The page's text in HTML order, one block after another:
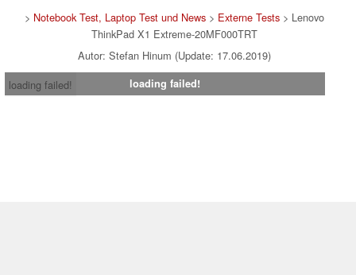
> Notebook Test, Laptop Test und News> Externe Tests> Lenovo
ThinkPad X1 Extreme-20MF000TRT
Autor: Stefan Hinum (Update: 17.06.2019)
loading failed!
loading failed!